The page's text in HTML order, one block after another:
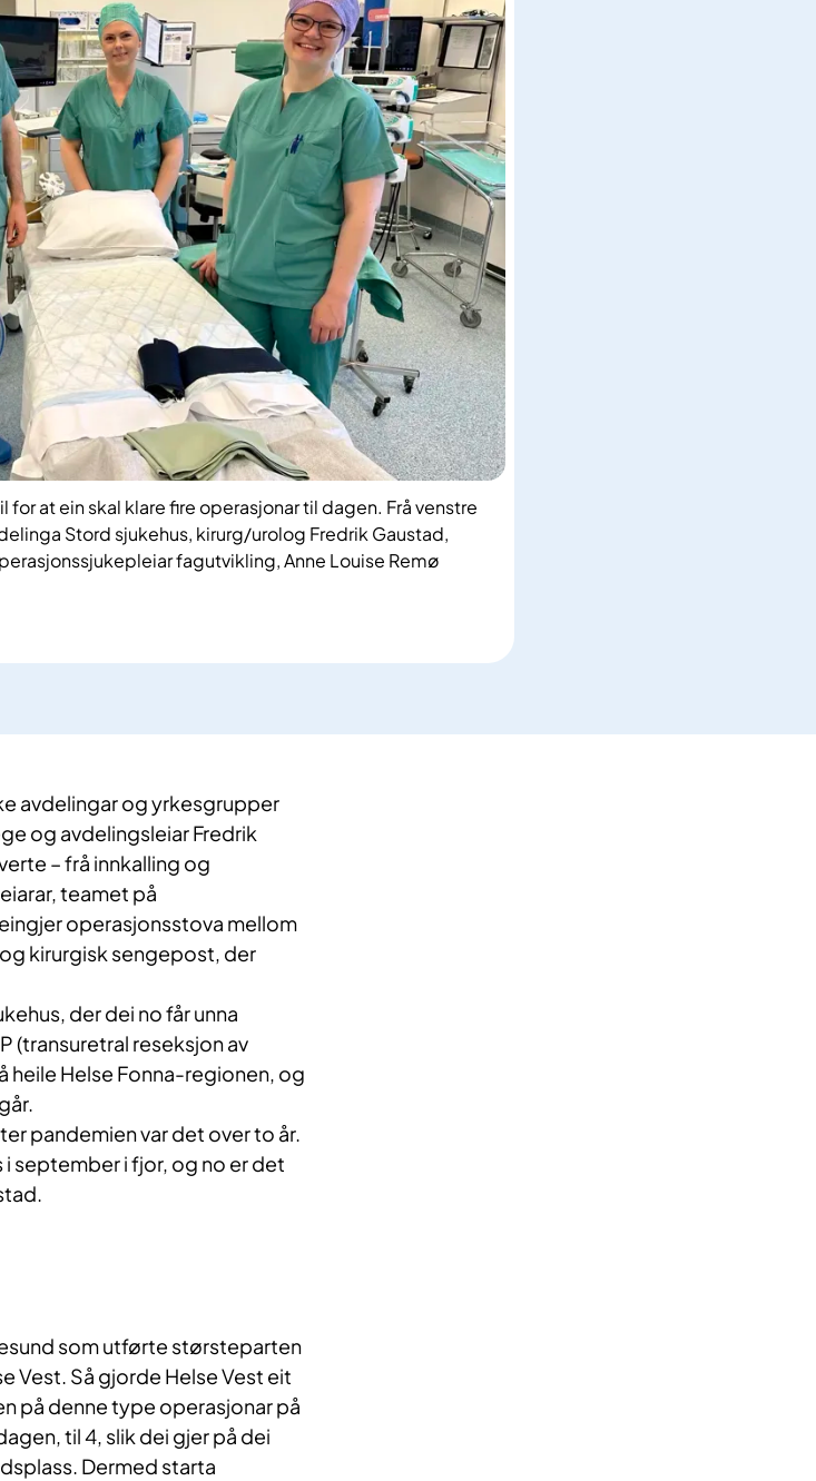
at ein skal klare fire operasjonar til dagen. Frå venstre
Stord sjukehus, kirurg/urolog Fredrik Gaustad,
fagutvikling, Anne Louise Remø
avdelingar og yrkesgrupper
og avdelingsleiar Fredrik
– frå innkalling og
teamet på
operasjonsstova mellom
kirurgisk sengepost, der
der dei no får unna
(transuretral reseksjon av
heile Helse Fonna-regionen, og
pandemien var det over to år.
september i fjor, og no er det
som utførte størsteparten
Vest. Så gjorde Helse Vest eit
på denne type operasjonar på
til 4, slik dei gjer på dei
Dermed starta